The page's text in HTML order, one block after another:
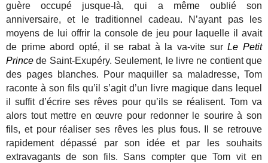
guère occupé jusque-là, qui a même oublié son
anniversaire, et le traditionnel cadeau. N’ayant pas les
moyens de lui offrir la console de jeu pour laquelle il avait
de prime abord opté, il se rabat à la va-vite surLe Petit
Prince de Saint-Exupéry. Seulement, le livre ne contient que
des pages blanches. Pour maquiller sa maladresse, Tom
raconte à son fils qu’il s’agit d’un livre magique dans lequel
il suffit d’écrire ses rêves pour qu’ils se réalisent. Tom va
alors tout mettre en œuvre pour redonner le sourire à son
fils, et pour réaliser ses rêves les plus fous. Il se retrouve
rapidement dépassé par son idée et par les souhaits
extravagants de son fils. Sans compter que Tom vit en